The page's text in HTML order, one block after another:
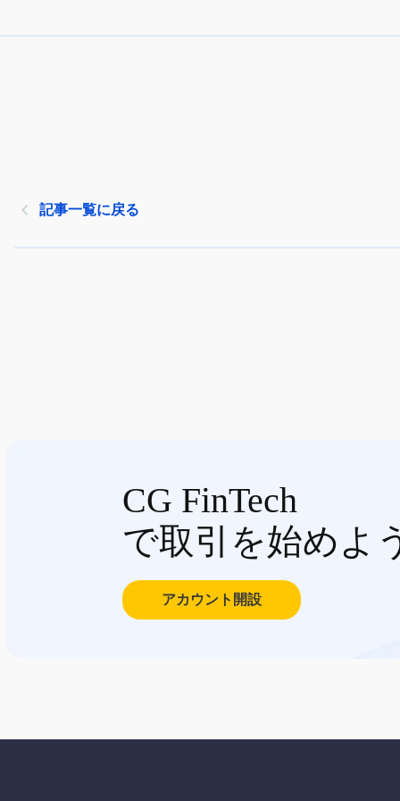
記事一覧に戻る
CG FinTech
で取引を始めよ
アカウント開設